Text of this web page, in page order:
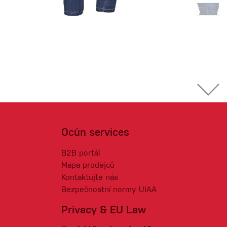
Ocún services
B2B portál
Mapa prodejců
Kontaktujte nás
Bezpečnostní normy UIAA
Privacy & EU Law